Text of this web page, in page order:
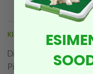
KIRJELDUS
Didriksons Amitola
Pikendatav mudel